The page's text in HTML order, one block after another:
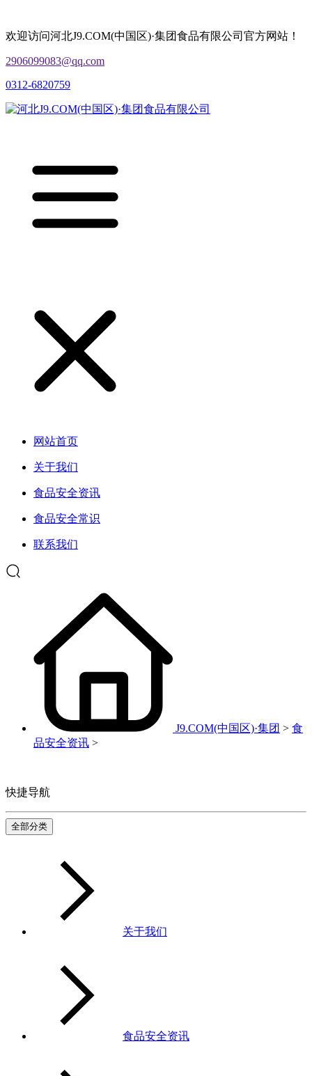
欢迎访问河北J9.COM(中国区)·集团食品有限公司官方网站！
2906099083@qq.com
0312-6820759
网站首页
关于我们
食品安全资讯
食品安全常识
联系我们
J9.COM(中国区)·集团 > 食
品安全资讯 >
快捷导航
全部分类
关于我们
食品安全资讯